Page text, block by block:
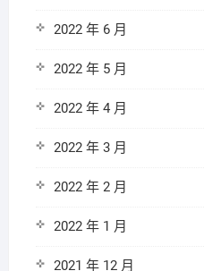
2022 年 6 月
2022 年 5 月
2022 年 4 月
2022 年 3 月
2022 年 2 月
2022 年 1 月
2021 年 12 月